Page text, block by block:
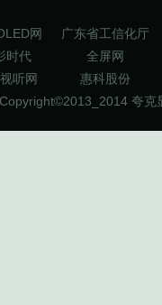
网
广东省工信化厅
时代
全屏网
听网
惠科股份
Copyright©2013_2014 夸克